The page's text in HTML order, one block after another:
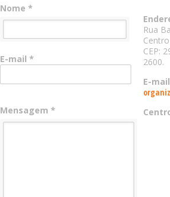
Nome *
E-mail *
Mensagem *
Rua
CEP:
2600.
E-mail